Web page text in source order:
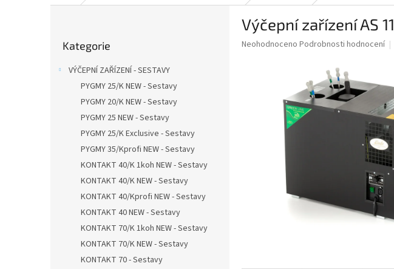
kategorie
Kategorie
VÝČEPNÍ ZAŘÍZENÍ - SESTAVY
PYGMY 25/K NEW - Sestavy
PYGMY 20/K NEW - Sestavy
PYGMY 25 NEW - Sestavy
PYGMY 25/K Exclusive - Sestavy
PYGMY 35/Kprofi NEW - Sestavy
KONTAKT 40/K 1koh NEW - Sestavy
KONTAKT 40/K NEW - Sestavy
KONTAKT 40/Kprofi NEW - Sestavy
KONTAKT 40 NEW - Sestavy
KONTAKT 70/K 1koh NEW - Sestavy
KONTAKT 70/K NEW - Sestavy
KONTAKT 70 - Sestavy
Výčepní zařízení AS
Průměrné
Neohodnoceno Podrobnosti hodnocení